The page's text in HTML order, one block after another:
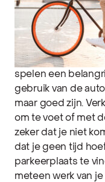
spelen een
gebruik van de
maar goed zijn.
om te voet of met
zeker dat je niet
dat je geen tijd
parkeerplaats te
meteen werk van